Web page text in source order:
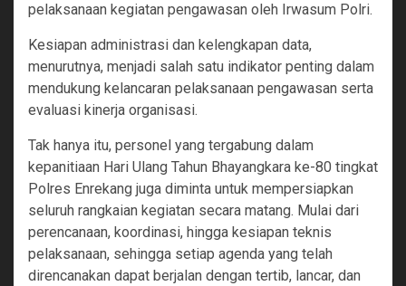
pelaksanaan kegiatan pengawasan oleh Irwasum Polri.
Kesiapan administrasi dan kelengkapan data,
menurutnya, menjadi salah satu indikator penting dalam
mendukung kelancaran pelaksanaan pengawasan serta
evaluasi kinerja organisasi.
Tak hanya itu, personel yang tergabung dalam
kepanitiaan Hari Ulang Tahun Bhayangkara ke-80 tingkat
Polres Enrekang juga diminta untuk mempersiapkan
seluruh rangkaian kegiatan secara matang. Mulai dari
perencanaan, koordinasi, hingga kesiapan teknis
pelaksanaan, sehingga setiap agenda yang telah
direncanakan dapat berjalan dengan tertib, lancar, dan